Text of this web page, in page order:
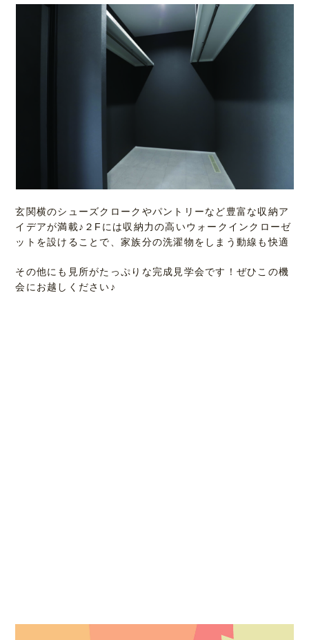
玄関横のシューズクロークやパントリーなど豊富な収納ア
イデアが満載♪２Fには収納力の高いウォークインクローゼ
ットを設けることで、家族分の洗濯物をしまう動線も快適
その他にも見所がたっぷりな完成見学会です！ぜひこの機
会にお越しください♪